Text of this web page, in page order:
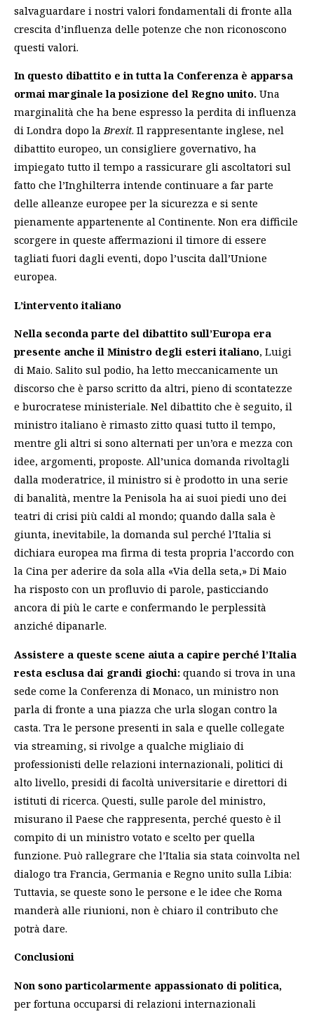
salvaguardare i nostri valori fondamentali di fronte alla
crescita d’influenza delle potenze che non riconoscono
questi valori.
In questo dibattito e in tutta la Conferenza è apparsa
ormai marginale la posizione del Regno unito. Una
marginalità che ha bene espresso la perdita di influenza
di Londra dopo laBrexit. Il rappresentante inglese, nel
dibattito europeo, un consigliere governativo, ha
impiegato tutto il tempo a rassicurare gli ascoltatori sul
fatto che l’Inghilterra intende continuare a far parte
delle alleanze europee per la sicurezza e si sente
pienamente appartenente al Continente. Non era difficile
scorgere in queste affermazioni il timore di essere
tagliati fuori dagli eventi, dopo l’uscita dall’Unione
europea.
L’intervento italiano
Nella seconda parte del dibattito sull’Europa era
presente anche il Ministro degli esteri italiano, Luigi
di Maio. Salito sul podio, ha letto meccanicamente un
discorso che è parso scritto da altri, pieno di scontatezze
e burocratese ministeriale. Nel dibattito che è seguito, il
ministro italiano è rimasto zitto quasi tutto il tempo,
mentre gli altri si sono alternati per un’ora e mezza con
idee, argomenti, proposte. All’unica domanda rivoltagli
dalla moderatrice, il ministro si è prodotto in una serie
di banalità, mentre la Penisola ha ai suoi piedi uno dei
teatri di crisi più caldi al mondo; quando dalla sala è
giunta, inevitabile, la domanda sul perché l’Italia si
dichiara europea ma firma di testa propria l’accordo con
la Cina per aderire da sola alla «Via della seta,» Di Maio
ha risposto con un profluvio di parole, pasticciando
ancora di più le carte e confermando le perplessità
anziché dipanarle.
Assistere a queste scene aiuta a capire perché l’Italia
resta esclusa dai grandi giochi: quando si trova in una
sede come la Conferenza di Monaco, un ministro non
parla di fronte a una piazza che urla slogan contro la
casta. Tra le persone presenti in sala e quelle collegate
via streaming, si rivolge a qualche migliaio di
professionisti delle relazioni internazionali, politici di
alto livello, presidi di facoltà universitarie e direttori di
istituti di ricerca. Questi, sulle parole del ministro,
misurano il Paese che rappresenta, perché questo è il
compito di un ministro votato e scelto per quella
funzione. Può rallegrare che l’Italia sia stata coinvolta nel
dialogo tra Francia, Germania e Regno unito sulla Libia:
Tuttavia, se queste sono le persone e le idee che Roma
manderà alle riunioni, non è chiaro il contributo che
potrà dare.
Conclusioni
Non sono particolarmente appassionato di politica,
per fortuna occuparsi di relazioni internazionali